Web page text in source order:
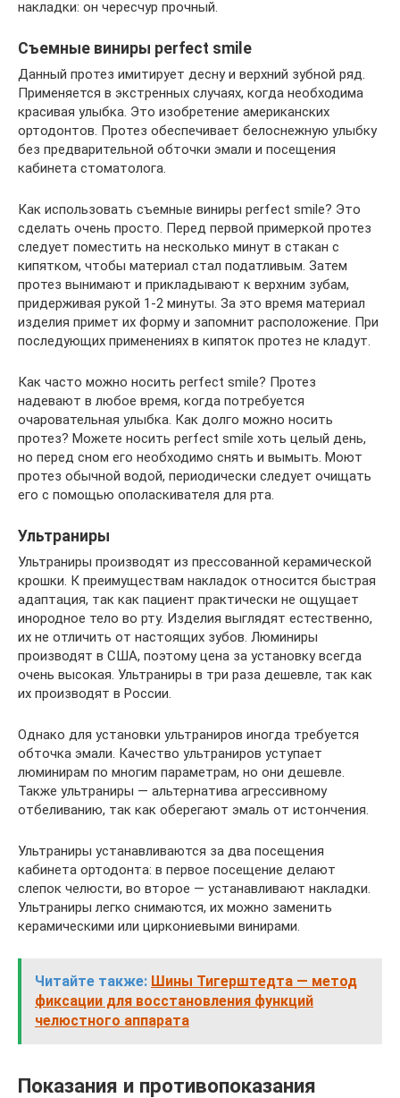
накладки: он чересчур прочный.
Съемные виниры perfect smile
Данный протез имитирует десну и верхний зубной ряд.
Применяется в экстренных случаях, когда необходима
красивая улыбка. Это изобретение американских
ортодонтов. Протез обеспечивает белоснежную улыбку
без предварительной обточки эмали и посещения
кабинета стоматолога.
Как использовать съемные виниры perfect smile? Это
сделать очень просто. Перед первой примеркой протез
следует поместить на несколько минут в стакан с
кипятком, чтобы материал стал податливым. Затем
протез вынимают и прикладывают к верхним зубам,
придерживая рукой 1-2 минуты. За это время материал
изделия примет их форму и запомнит расположение. При
последующих применениях в кипяток протез не кладут.
Как часто можно носить perfect smile? Протез
надевают в любое время, когда потребуется
очаровательная улыбка. Как долго можно носить
протез? Можете носить perfect smile хоть целый день,
но перед сном его необходимо снять и вымыть. Моют
протез обычной водой, периодически следует очищать
его с помощью ополаскивателя для рта.
Ультраниры
Ультраниры производят из прессованной керамической
крошки. К преимуществам накладок относится быстрая
адаптация, так как пациент практически не ощущает
инородное тело во рту. Изделия выглядят естественно,
их не отличить от настоящих зубов. Люминиры
производят в США, поэтому цена за установку всегда
очень высокая. Ультраниры в три раза дешевле, так как
их производят в России.
Однако для установки ультраниров иногда требуется
обточка эмали. Качество ультраниров уступает
люминирам по многим параметрам, но они дешевле.
Также ультраниры — альтернатива агрессивному
отбеливанию, так как оберегают эмаль от истончения.
Ультраниры устанавливаются за два посещения
кабинета ортодонта: в первое посещение делают
слепок челюсти, во второе — устанавливают накладки.
Ультраниры легко снимаются, их можно заменить
керамическими или циркониевыми винирами.
Читайте также: Шины Тигерштедта — метод
фиксации для восстановления функций
челюстного аппарата
Показания и противопоказания